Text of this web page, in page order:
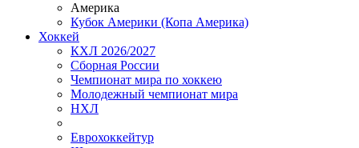
Америка
Кубок Америки (Копа Америка)
Хоккей
КХЛ 2026/2027
Сборная России
Чемпионат мира по хоккею
Молодежный чемпионат мира
НХЛ
Еврохоккейтур